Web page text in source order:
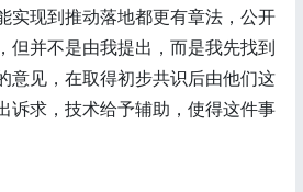
实现到推动落地都更有章法，公开
但并不是由我提出，而是我先找到
意见，在取得初步共识后由他们这
诉求，技术给予辅助，使得这件事